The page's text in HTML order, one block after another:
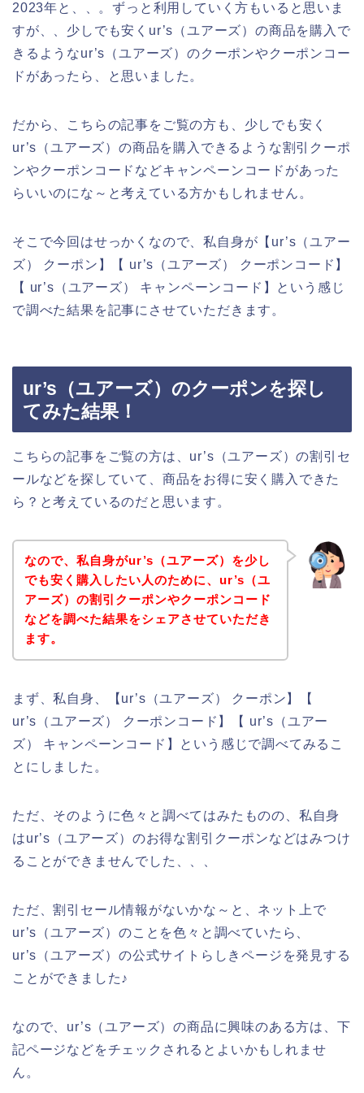
2023年と、、。ずっと利用していく方もいると思いま
すが、、少しでも安くur’s（ユアーズ）の商品を購入で
きるようなur’s（ユアーズ）のクーポンやクーポンコー
ドがあったら、と思いました。
だから、こちらの記事をご覧の方も、少しでも安く
ur’s（ユアーズ）の商品を購入できるような割引クーポ
ンやクーポンコードなどキャンペーンコードがあった
らいいのにな～と考えている方かもしれません。
そこで今回はせっかくなので、私自身が【ur’s（ユアー
ズ） クーポン】【 ur’s（ユアーズ） クーポンコード】
【 ur’s（ユアーズ） キャンペーンコード】という感じ
で調べた結果を記事にさせていただきます。
ur’s（ユアーズ）のクーポンを探し
てみた結果！
こちらの記事をご覧の方は、ur’s（ユアーズ）の割引セ
ールなどを探していて、商品をお得に安く購入できた
ら？と考えているのだと思います。
なので、私自身がur’s（ユアーズ）を少し
でも安く購入したい人のために、ur’s（ユ
アーズ）の割引クーポンやクーポンコード
などを調べた結果をシェアさせていただき
ます。
まず、私自身、【ur’s（ユアーズ） クーポン】【
ur’s（ユアーズ） クーポンコード】【 ur’s（ユアー
ズ） キャンペーンコード】という感じで調べてみるこ
とにしました。
ただ、そのように色々と調べてはみたものの、私自身
はur’s（ユアーズ）のお得な割引クーポンなどはみつけ
ることができませんでした、、、
ただ、割引セール情報がないかな～と、ネット上で
ur’s（ユアーズ）のことを色々と調べていたら、
ur’s（ユアーズ）の公式サイトらしきページを発見する
ことができました♪
なので、ur’s（ユアーズ）の商品に興味のある方は、下
記ページなどをチェックされるとよいかもしれませ
ん。